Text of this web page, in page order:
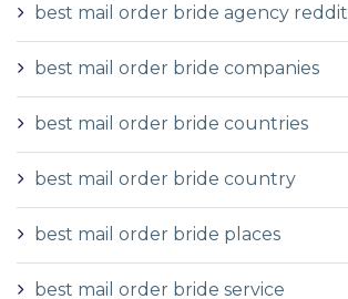
best mail order bride agency reddit
best mail order bride companies
best mail order bride countries
best mail order bride country
best mail order bride places
best mail order bride service